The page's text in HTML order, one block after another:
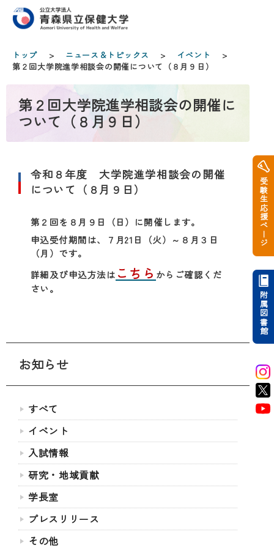
トップ > ニュース＆トピックス > イベント
>
第２回大学院進学相談会の開催について（８月９日）
第２回大学院進学相談会の開催に
ついて（８月９日）
令和８年度 大学院進学相談会の開催
について（８月９日）
第２回を８月９日（日）に開催します。
申込受付期間は、７月21日（火）～８月３日
（月）です。
詳細及び申込方法は こちら からご確認くだ
さい。
お知らせ
すべて
イベント
入試情報
研究・地域貢献
学長室
プレスリリース
その他
受験生応援ページ
附属図書館